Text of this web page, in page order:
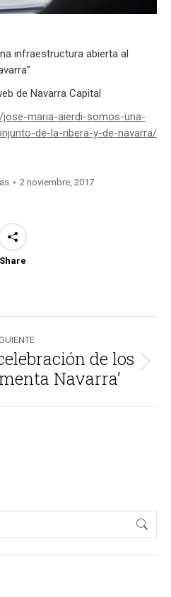
infraestructura abierta al
de Navarra Capital
jose-maria-aierdi-somos-una-
de-la-ribera-y-de-navarra/
2 noviembre, 2017
Share
Publicación
siguiente:
de los
Navarra’